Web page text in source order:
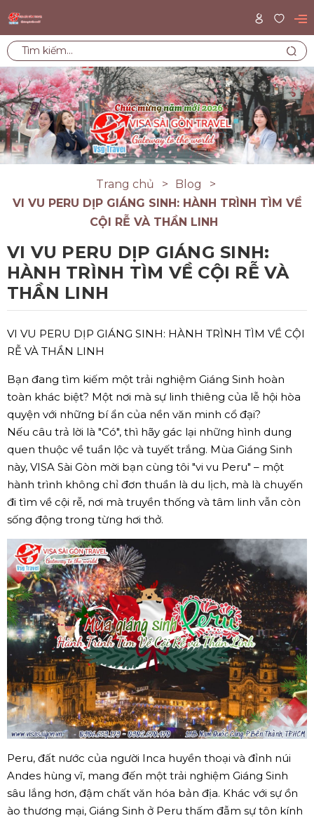
Trang chủ
Blog
VI VU PERU DỊP GIÁNG SINH: HÀNH TRÌNH TÌM VỀ
CỘI RỄ VÀ THẦN LINH
VI VU PERU DỊP GIÁNG SINH:
HÀNH TRÌNH TÌM VỀ CỘI RỄ VÀ
THẦN LINH
VI VU PERU DỊP GIÁNG SINH: HÀNH TRÌNH TÌM VỀ CỘI
RỄ VÀ THẦN LINH
Bạn đang tìm kiếm một trải nghiệm Giáng Sinh hoàn
toàn khác biệt? Một nơi mà sự linh thiêng của lễ hội hòa
quyện với những bí ẩn của nền văn minh cổ đại?
Nếu câu trả lời là "Có", thì hãy gác lại những hình dung
quen thuộc về tuần lộc và tuyết trắng. Mùa Giáng Sinh
này, VISA Sài Gòn mời bạn cùng tôi "vi vu Peru" – một
hành trình không chỉ đơn thuần là du lịch, mà là chuyến
đi tìm về cội rễ, nơi mà truyền thống và tâm linh vẫn còn
sống động trong từng hơi thở.
Peru, đất nước của người Inca huyền thoại và đỉnh núi
Andes hùng vĩ, mang đến một trải nghiệm Giáng Sinh
sâu lắng hơn, đậm chất văn hóa bản địa. Khác với sự ồn
ào thương mại, Giáng Sinh ở Peru thấm đẫm sự tôn kính